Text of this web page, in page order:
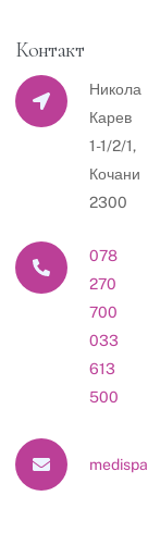
Контакт
Никола
Карев
1-1/2/1,
Кочани
2300
078
270
700
033
613
500